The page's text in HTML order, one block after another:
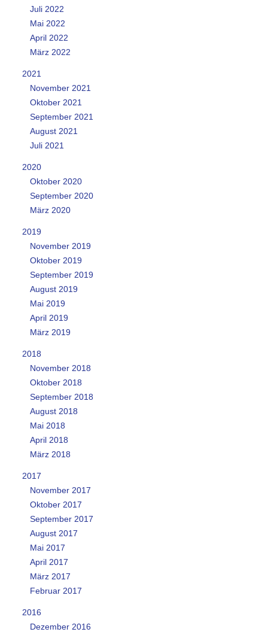
Juli 2022
Mai 2022
April 2022
März 2022
2021
November 2021
Oktober 2021
September 2021
August 2021
Juli 2021
2020
Oktober 2020
September 2020
März 2020
2019
November 2019
Oktober 2019
September 2019
August 2019
Mai 2019
April 2019
März 2019
2018
November 2018
Oktober 2018
September 2018
August 2018
Mai 2018
April 2018
März 2018
2017
November 2017
Oktober 2017
September 2017
August 2017
Mai 2017
April 2017
März 2017
Februar 2017
2016
Dezember 2016